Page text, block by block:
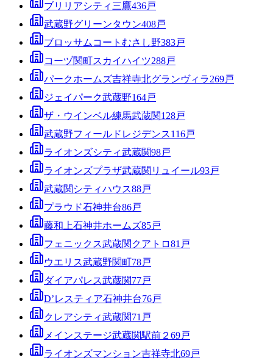
ブリリアシティ三鷹436戸
武蔵野グリーンタウン408戸
ブロッサムコートむさし野383戸
コーヅ関町スカイハイツ288戸
パークホームズ吉祥寺北グランヴィラ269戸
ジェイパーク武蔵野164戸
ザ・ウインベル練馬武蔵関128戸
武蔵野フィールドレジデンス116戸
ライオンズシティ武蔵関98戸
ライオンズプラザ武蔵関リュイール93戸
武蔵関シティハウス88戸
プラウド石神井台86戸
藤和上石神井ホームズ85戸
フェニックス武蔵関クアトロ81 戸
ウエリス武蔵野関町78戸
ダイアパレス武蔵関77戸
D’レスティア石神井台76戸
クレアシティ武蔵関71 戸
メインステージ武蔵関駅前２ 69戸
ライオンズマンション吉祥寺北69戸